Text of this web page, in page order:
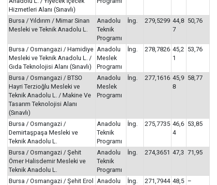
Hizmetleri Alanı (Sınavlı)
Bursa / Yıldırım / Mimar Sinan
Mesleki ve Teknik Anadolu L.
Anadolu
Teknik
Programı
İng. 279,5299 44,8
7
50,76
Bursa / Osmangazi / Hamidiye
Mesleki ve Teknik Anadolu L. /
Gıda Teknolojisi Alanı (Sınavlı)
Anadolu
Meslek
Programı
İng. 278,7826 45,2
1
53,76
Bursa / Osmangazi / BTSO
Hayri Terzioğlu Mesleki ve
Teknik Anadolu L. / Makine Ve
Tasarım Teknolojisi Alanı
(Sınavlı)
Anadolu
Meslek
Programı
İng. 277,1616 45,9
8
58,77
Bursa / Osmangazi /
Demirtaşpaşa Mesleki ve
Teknik Anadolu L.
Anadolu
Teknik
Programı
İng. 275,7735 46,6
4
53,85
Bursa / Osmangazi / Şehit
Ömer Halisdemir Mesleki ve
Teknik Anadolu L.
Anadolu
Teknik
Programı
İng. 274,3651 47,3 71,95
Bursa / Osmangazi / Şehit Erol
Anadolu
İng. 271,7944 48,5 –